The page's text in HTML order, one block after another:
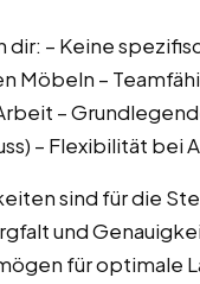
dir: – Keine
Möbeln –
–
– Flexibilität
sind für die
und
für optimale